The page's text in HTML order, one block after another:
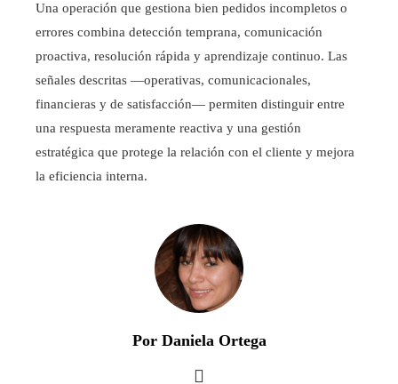
Una operación que gestiona bien pedidos incompletos o
errores combina detección temprana, comunicación
proactiva, resolución rápida y aprendizaje continuo. Las
señales descritas —operativas, comunicacionales,
financieras y de satisfacción— permiten distinguir entre
una respuesta meramente reactiva y una gestión
estratégica que protege la relación con el cliente y mejora
la eficiencia interna.
Por Daniela Ortega